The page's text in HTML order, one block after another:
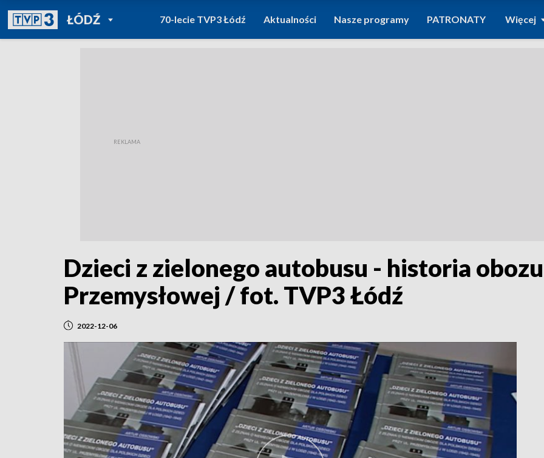
ŁÓDŹPOWRÓT DO
TVP REGIONY
70-lecie TVP3 Łódź Aktualności Nasze programy PATRONATY Więcej
Dzieci z zielonego autobusu - historia
Przemysłowej / fot. TVP3 Łódź
2022-12-06